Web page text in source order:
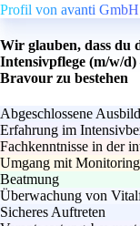
Profil von avanti GmbH
Wir glauben, dass du
Intensivpflege (m/w/
Bravour zu bestehen
Abgeschlossene
Erfahrung im
Fachkenntnisse in der
Umgang mit Monitoring
Beatmung
Überwachung von
Sicheres Auftreten